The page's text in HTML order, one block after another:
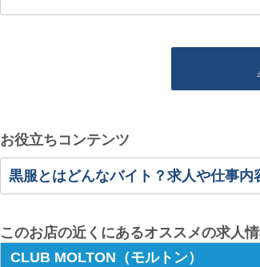
お役立ちコンテンツ
黒服とはどんなバイト？求人や仕事内
このお店の近くにあるオススメの求人
CLUB MOLTON（モルトン）